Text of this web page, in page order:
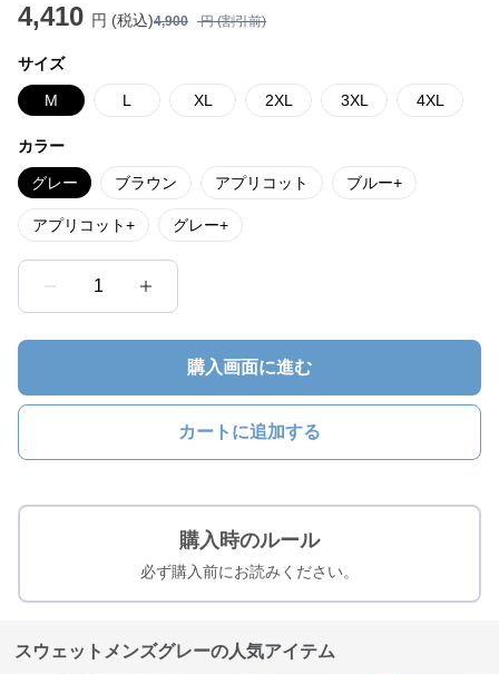
4,410 円 (税込)4,900 円 (割引前)
サイズ
M L XL 2XL 3XL 4XL
カラー
グレー ブラウン アプリコット ブルー+
アプリコット+ グレー+
1
購入画面に進む
カートに追加する
購入時のルール
必ず購入前にお読みください。
スウェットメンズグレーの人気アイテム